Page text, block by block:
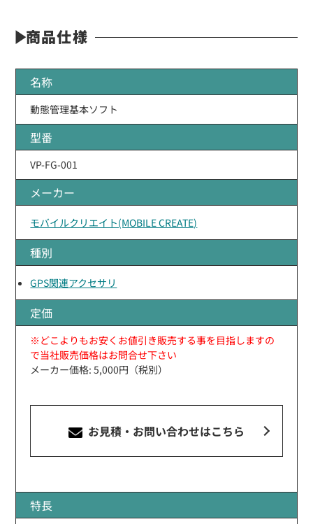
商品仕様
名称
動態管理基本ソフト
型番
VP-FG-001
メーカー
モバイルクリエイト(MOBILE CREATE)
種別
GPS関連アクセサリ
定価
※どこよりもお安くお値引き販売する事を目指しますの
で当社販売価格はお問合せ下さい
メーカー価格: 5,000円（税別）
お見積・お問い合わせはこちら
特長